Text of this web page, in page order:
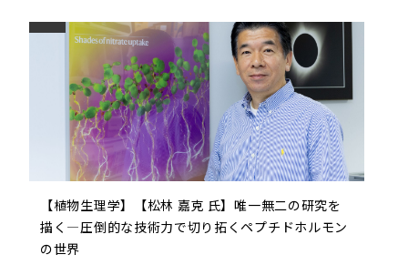
【植物生理学】【松林 嘉克 氏】唯一無二の研究を
描く―圧倒的な技術力で切り拓くペプチドホルモン
の世界